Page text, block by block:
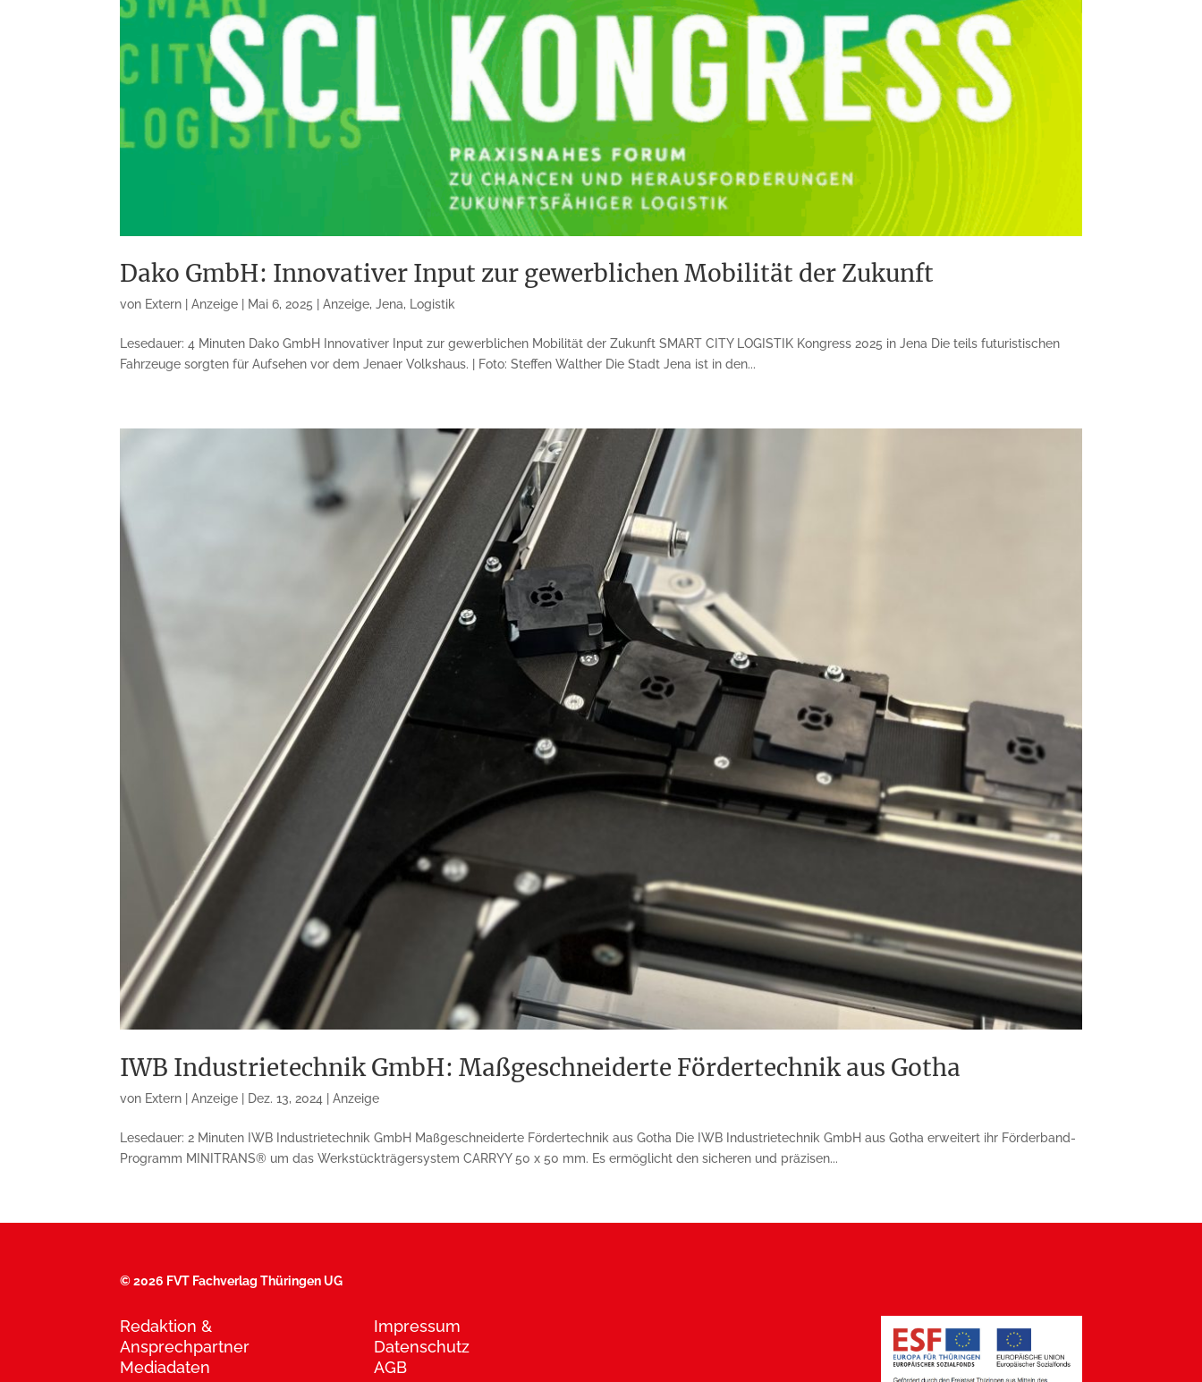
Dako GmbH: Innovativer Input zur gewerblichen Mobilität der Zukunft
von Extern | Anzeige Mai 6, 2025 |Anzeige,Jena, Logistik
Lesedauer: 4 Minuten Dako GmbH Innovativer Input zur gewerblichen Mobilität der Zukunft SMART CITY LOGISTIK Kongress 2025 in Jena Die teils futuristischen
Fahrzeuge sorgten für Aufsehen vor dem Jenaer Volkshaus. | Foto: Steffen Walther Die Stadt Jena ist in den...
IWB Industrietechnik GmbH: Maßgeschneiderte Fördertechnik aus Gotha
von Extern | Anzeige Dez. 13, 2024 |Anzeige
Lesedauer: 2 Minuten IWB Industrietechnik GmbH Maßgeschneiderte Fördertechnik aus Gotha Die IWB Industrietechnik GmbH aus Gotha erweitert ihr Förderband-
Programm MINITRANS® um das Werkstückträgersystem CARRYY 50 x 50 mm. Es ermöglicht den sicheren und präzisen...
©2026 FVT Fachverlag Thüringen UG
Redaktion &
Ansprechpartner
Mediadaten
Impressum
Datenschutz
AGB